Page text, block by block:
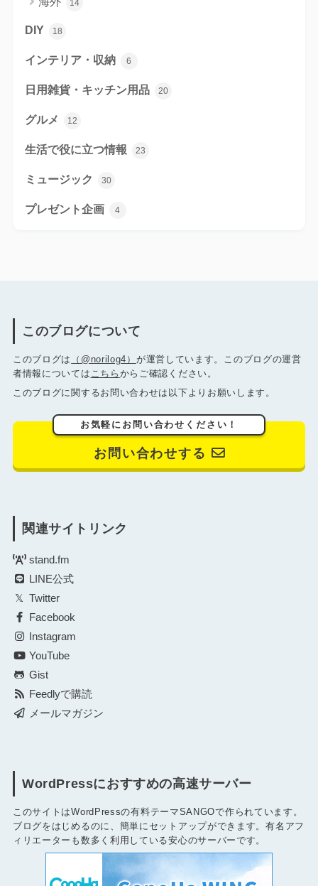
14
DIY 18
インテリア・収納 6
日用雑貨・キッチン用品 20
グルメ 12
生活で役に立つ情報 23
ミュージック 30
プレゼント企画 4
このブログについて
このブログは （@norilog4） が運営しています。このブログの運営
者情報については こちら からご確認ください。
このブログに関するお問い合わせは以下よりお願いします。
お気軽にお問い合わせください！
お問い合わせする
関連サイトリンク
stand.fm
LINE公式
Twitter
Facebook
Instagram
YouTube
Gist
Feedlyで購読
メールマガジン
WordPressにおすすめの高速サーバー
このサイトはWordPressの有料テーマSANGOで作られています。
ブログをはじめるのに、簡単にセットアップができます。有名アフ
ィリエーターも数多く利用している安心のサーバーです。